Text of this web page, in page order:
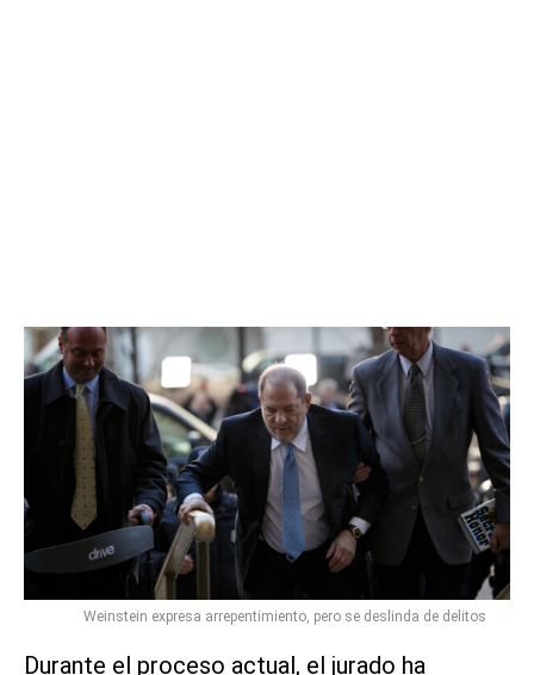
Weinstein expresa arrepentimiento, pero se deslinda de delitos
Durante el proceso actual, el jurado ha